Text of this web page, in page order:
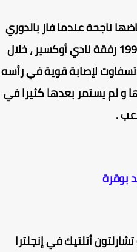
ناجحة عندما فاز بالدوري
الفرنسي و كأس فرنسا عام 1996 رفقة نادي أوكسير ، خلال
2002 تعرض تسفاوت لإصابة قوية في رأسه
لم يستمر بعدها كثيرا في
.
أتلتيك في إنجلترا